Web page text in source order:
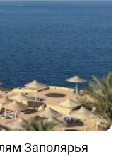
Заполярья